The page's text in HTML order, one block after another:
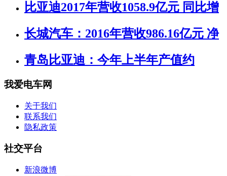
比亚迪2017年营收1058.9亿元 同比增
长城汽车：2016年营收986.16亿元 净
青岛比亚迪：今年上半年产值约
我爱电车网
关于我们
联系我们
隐私政策
社交平台
新浪微博